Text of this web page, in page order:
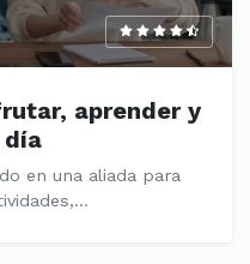
aprender y
día
en una aliada para